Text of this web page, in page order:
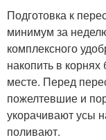
Подготовка к
минимум за
комплексного
накопить в
месте. Перед
пожелтевшие и
укорачивают усы
поливают.